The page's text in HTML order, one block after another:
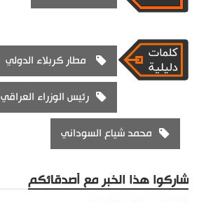
مطار كربلاء الدولي
رئيس الوزراء العراقي
محمد شياع السوداني
شاركوا هذا الخبر مع أصدقائكم